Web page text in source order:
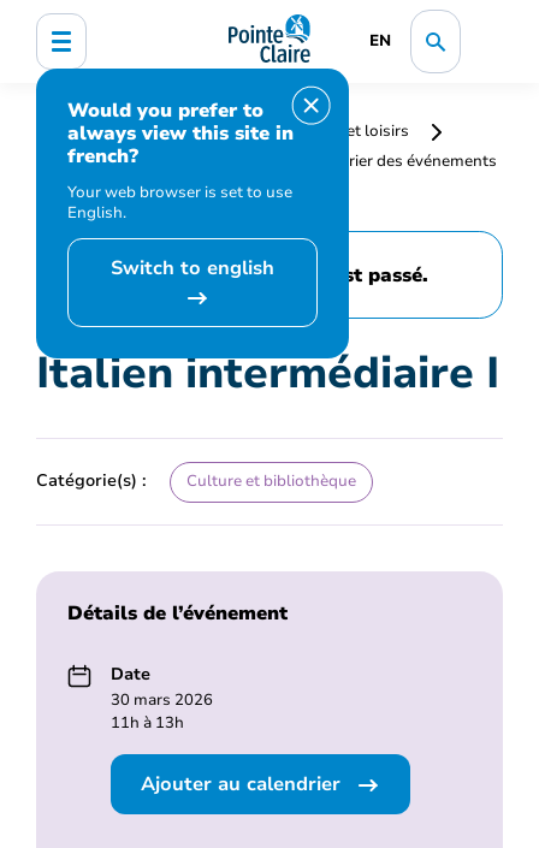
EN
Would you prefer to
always view this site in
french?
Your web browser is set to use
English.
Switch to english
Accueil
Bibliothèque, culture, sports et loisirs
Programmation et inscription
Calendrier des événements
et activités
Italien intermédiaire I
Cet événement est passé.
Italien intermédiaire I
Catégorie(s) : Culture et bibliothèque
Détails de l’événement
Date
30 mars 2026
11h à 13h
Ajouter au calendrier